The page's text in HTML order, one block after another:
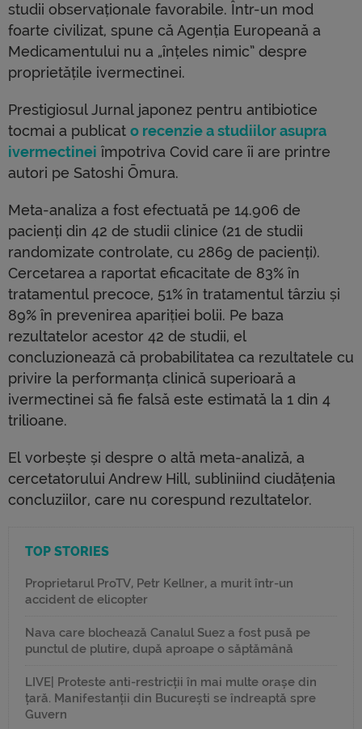
studii observaționale favorabile. Într-un mod
foarte civilizat, spune că Agenția Europeană a
Medicamentului nu a „înțeles nimic” despre
proprietățile ivermectinei.
Prestigiosul Jurnal japonez pentru antibiotice
tocmai a publicat o recenzie a studiilor asupra
ivermectinei împotriva Covid care îi are printre
autori pe Satoshi Ōmura.
Meta-analiza a fost efectuată pe 14.906 de
pacienți din 42 de studii clinice (21 de studii
randomizate controlate, cu 2869 de pacienți).
Cercetarea a raportat eficacitate de 83% în
tratamentul precoce, 51% în tratamentul târziu și
89% în prevenirea apariției bolii. Pe baza
rezultatelor acestor 42 de studii, el
concluzionează că probabilitatea ca rezultatele cu
privire la performanța clinică superioară a
ivermectinei să fie falsă este estimată la 1 din 4
trilioane.
El vorbește și despre o altă meta-analiză, a
cercetatorului Andrew Hill, subliniind ciudățenia
concluziilor, care nu corespund rezultatelor.
TOP STORIES
Proprietarul ProTV, Petr Kellner, a murit într-un
accident de elicopter
Nava care blochează Canalul Suez a fost pusă pe
punctul de plutire, după aproape o săptămână
LIVE| Proteste anti-restricții în mai multe orașe din
țară. Manifestanții din București se îndreaptă spre
Guvern